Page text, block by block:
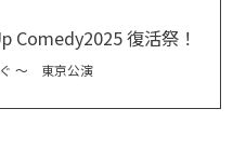
Comedy2025 復活祭！
〜 東京公演